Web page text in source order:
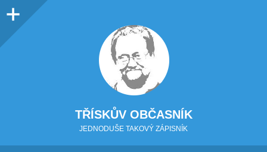
Sidebar
TŘÍSKŮV OBČASNÍK
JEDNODUŠE TAKOVÝ ZÁPISNÍK